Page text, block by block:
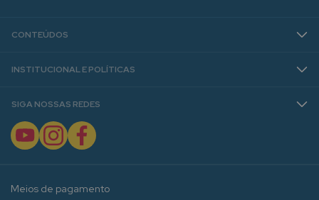
CONTEÚDOS
INSTITUCIONAL E POLÍTICAS
SIGA NOSSAS REDES
Meios de pagamento